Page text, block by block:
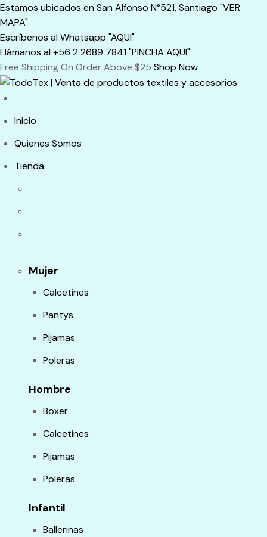
Skip
to
content
Estamos ubicados en San Alfonso N°521, Santiago "VER
MAPA"
Escríbenos al Whatsapp "AQUI"
Llámanos al +56 2 2689 7841 "PINCHA AQUI"
Free Shipping On Order Above $25 Shop Now
Inicio
Quienes Somos
Tienda
Mujer
Calcetines
Pantys
Pijamas
Poleras
Hombre
Boxer
Calcetines
Pijamas
Poleras
Infantil
Ballerinas